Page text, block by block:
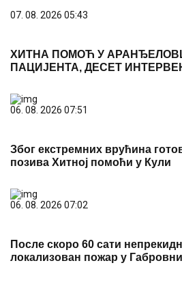
07. 08. 2026 05:43
ХИТНА ПОМОЋ У
ПАЦИЈЕНТА, ДЕСЕТ
06. 08. 2026 07:51
Због екстремних врућина
позива Хитној помоћи у Кули
06. 08. 2026 07:02
После скоро 60 сати
локализован пожар у